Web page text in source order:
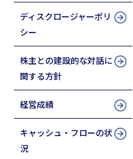
ディスクロージャーポリ
シー
株主との建設的な対話に
関する方針
経営成績
キャッシュ・フローの状
況